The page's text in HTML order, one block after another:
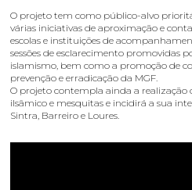
O projeto tem como público-alvo
várias iniciativas de aproximação e
escolas e instituições de
sessões de esclarecimento promovidas
islamismo, bem como a promoção de
prevenção e erradicação da MGF.
O projeto contempla ainda a realização
ilsâmico e mesquitas e incidirá a sua
Sintra, Barreiro e Loures.